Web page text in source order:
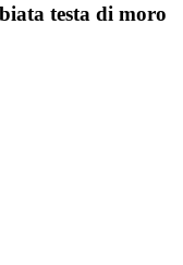
testa di moro